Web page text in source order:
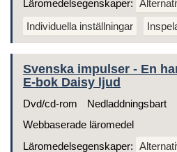
Läromedelsegenskaper:
Individuella inställningar
Svenska impulser - En
E-bok Daisy ljud
Dvd/cd-rom
Nedladdningsbart
Webbaserade läromedel
Läromedelsegenskaper: